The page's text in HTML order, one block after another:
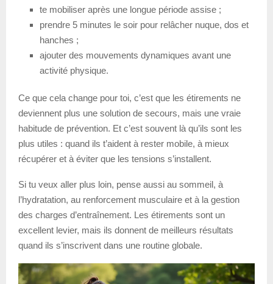
te mobiliser après une longue période assise ;
prendre 5 minutes le soir pour relâcher nuque, dos et
hanches ;
ajouter des mouvements dynamiques avant une
activité physique.
Ce que cela change pour toi, c’est que les étirements ne
deviennent plus une solution de secours, mais une vraie
habitude de prévention. Et c’est souvent là qu’ils sont les
plus utiles : quand ils t’aident à rester mobile, à mieux
récupérer et à éviter que les tensions s’installent.
Si tu veux aller plus loin, pense aussi au sommeil, à
l’hydratation, au renforcement musculaire et à la gestion
des charges d’entraînement. Les étirements sont un
excellent levier, mais ils donnent de meilleurs résultats
quand ils s’inscrivent dans une routine globale.